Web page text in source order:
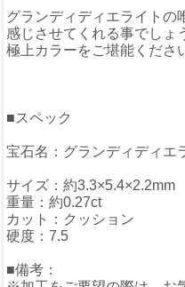
グランディディエライトの
感じさせてくれる事でしょ
極上カラーをご堪能くださ
■スペック
宝石名：グランディディエ
サイズ：約3.3×5.4×2.2mm
重量：約0.27ct
カット：クッション
硬度：7.5
■備考：